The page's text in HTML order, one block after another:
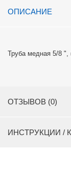
ОПИСАНИЕ
Труба медная 5/8 ",
ОТЗЫВОВ (0)
ИНСТРУКЦИИ /